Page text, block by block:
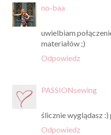
no-baa
uwielbiam
materiałów ;)
Odpowiedz
PASSIONsewing
ślicznie wyglądasz :)
Odpowiedz